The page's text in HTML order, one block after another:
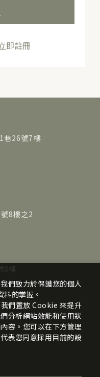
即註冊
巷26號7樓
8樓之2
們致力於保護您的個人
的掌握。
們置放 Cookie 來提升
分析網站效能和使用狀
容。您可以在下方管理
表您同意採用目前的設